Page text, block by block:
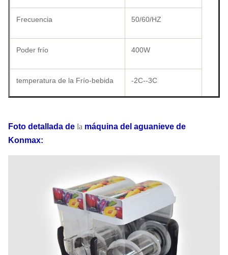
Frecuencia 50/60/HZ
Poder frío 400W
temperatura de la Frío-bebida -2C--3C
Tamaño de la forma
Embalaje de madera 625×475×820
53
Foto detallada de la máquina del aguanieve de
Konmax: